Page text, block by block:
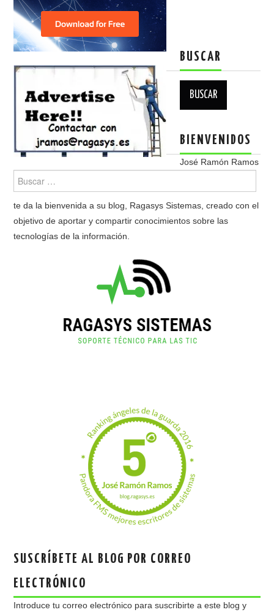
BUSCAR
BIENVENIDOS
José Ramón Ramos
te da la bienvenida a su blog, Ragasys Sistemas, creado con el
objetivo de aportar y compartir conocimientos sobre las
tecnologías de la información.
SUSCRÍBETE AL BLOG POR CORREO
ELECTRÓNICO
Introduce tu correo electrónico para suscribirte a este blog y